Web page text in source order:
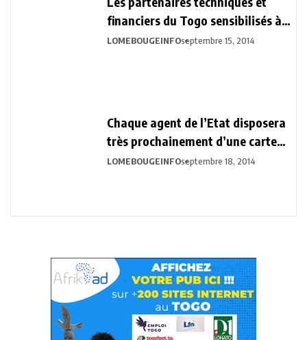
financiers du Togo sensibilisés à
la Vision Togo 2030
LOMEBOUGEINFOseptembre 15, 2014
Chaque agent de l’Etat disposera
très prochainement d’une carte
biométrique professionnelle.
LOMEBOUGEINFOseptembre 18, 2014